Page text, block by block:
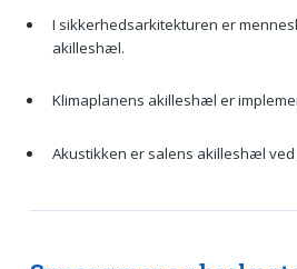
I sikkerhedsarkitekturen er
akilleshæl.
Klimaplanens akilleshæl er
Akustikken er salens akilleshæl